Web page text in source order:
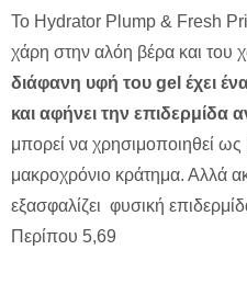
Το Hydrator Plump & Fresh
χάρη στην αλόη βέρα και του
διάφανη υφή του gel έχει
και αφήνει την επιδερμίδα
μπορεί να χρησιμοποιηθεί ως
μακροχρόνιο κράτημα. Αλλά
εξασφαλίζει φυσική
Περίπου 5,69